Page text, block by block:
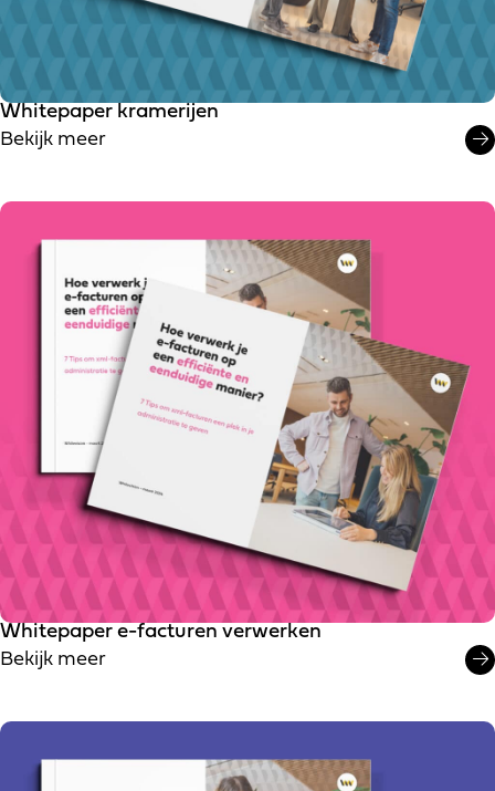
Whitepaper kramerijen
Bekijk meer
Whitepaper e-facturen verwerken
Bekijk meer